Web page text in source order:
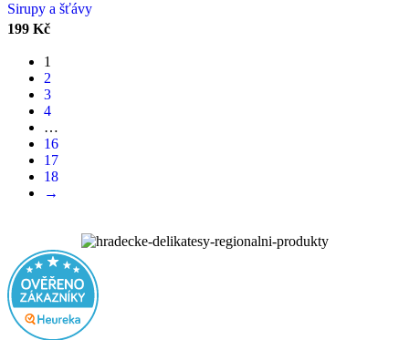
Sirupy a šťávy
199 Kč
1
2
3
4
…
16
17
18
→